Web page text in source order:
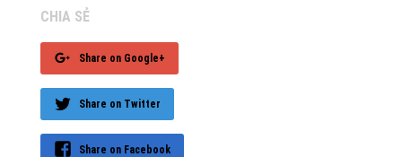
CHIA SẺ
Share on Google+
Share on Twitter
Share on Facebook